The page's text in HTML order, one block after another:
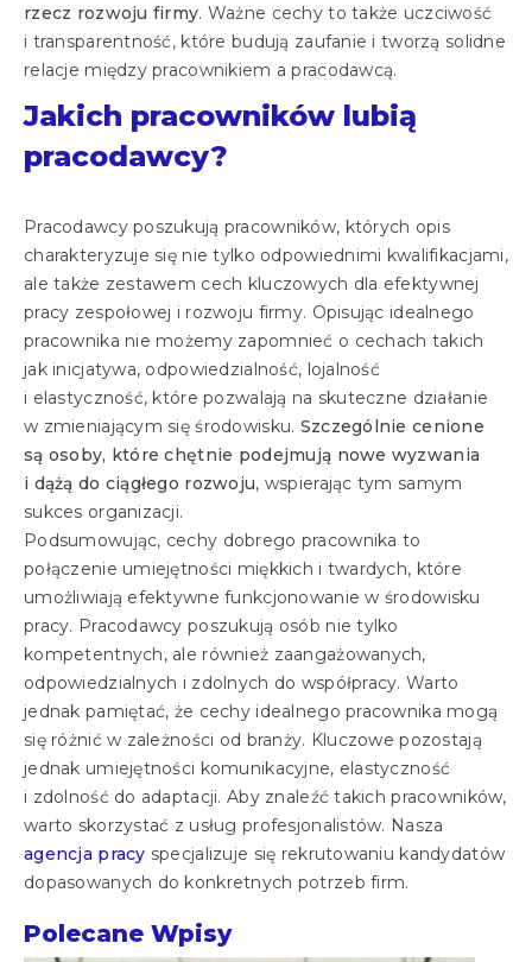
rzecz rozwoju firmy. Ważne cechy to także uczciwość
i transparentność, które budują zaufanie i tworzą solidne
relacje między pracownikiem a pracodawcą.
Jakich pracowników lubią
pracodawcy?
Pracodawcy poszukują pracowników, których opis
charakteryzuje się nie tylko odpowiednimi kwalifikacjami,
ale także zestawem cech kluczowych dla efektywnej
pracy zespołowej i rozwoju firmy. Opisując idealnego
pracownika nie możemy zapomnieć o cechach takich
jak inicjatywa, odpowiedzialność, lojalność
i elastyczność, które pozwalają na skuteczne działanie
w zmieniającym się środowisku. Szczególnie cenione
są osoby, które chętnie podejmują nowe wyzwania
i dążą do ciągłego rozwoju, wspierając tym samym
sukces organizacji.
Podsumowując, cechy dobrego pracownika to
połączenie umiejętności miękkich i twardych, które
umożliwiają efektywne funkcjonowanie w środowisku
pracy. Pracodawcy poszukują osób nie tylko
kompetentnych, ale również zaangażowanych,
odpowiedzialnych i zdolnych do współpracy. Warto
jednak pamiętać, że cechy idealnego pracownika mogą
się różnić w zależności od branży. Kluczowe pozostają
jednak umiejętności komunikacyjne, elastyczność
i zdolność do adaptacji. Aby znaleźć takich pracowników,
warto skorzystać z usług profesjonalistów. Nasza
agencja pracy specjalizuje się rekrutowaniu kandydatów
dopasowanych do konkretnych potrzeb firm.
Polecane Wpisy